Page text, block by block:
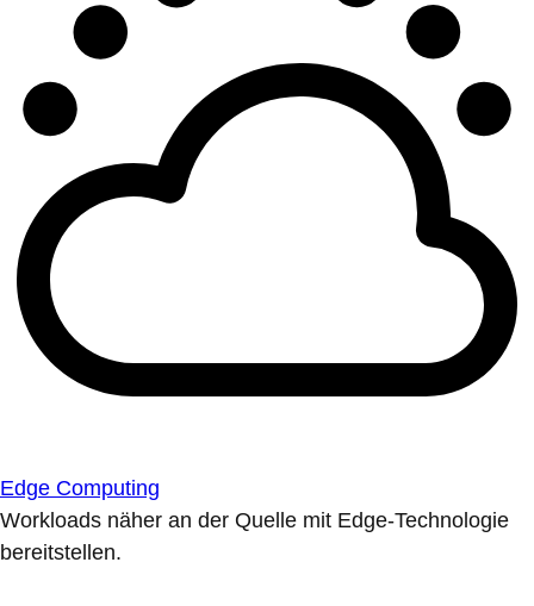
Edge Computing
Workloads näher an der Quelle mit Edge-Technologie
bereitstellen.